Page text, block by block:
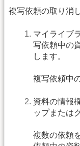
複写依頼の取り消
マイライブ
写依頼中の
します。
複写依頼中
資料の情報
ップまたは
複数の依頼